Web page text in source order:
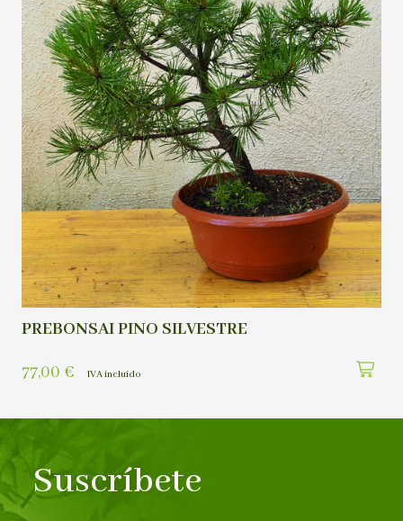
PREBONSAI PINO SILVESTRE
77,00 € IVA incluído
Suscríbete